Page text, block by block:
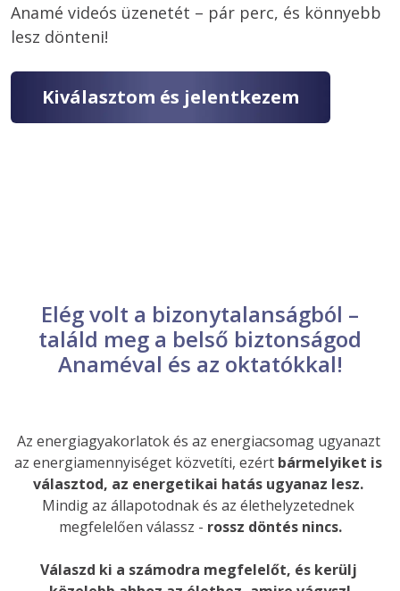
Anamé videós üzenetét – pár perc, és könnyebb
lesz dönteni!
Kiválasztom és jelentkezem
Elég volt a bizonytalanságból –
találd meg a belső biztonságod
Anaméval és az oktatókkal!
Az energiagyakorlatok és az energiacsomag ugyanazt
az energiamennyiséget közvetíti, ezért bármelyiket is
választod, az energetikai hatás ugyanaz lesz.
Mindig az állapotodnak és az élethelyzetednek
megfelelően válassz - rossz döntés nincs.
Válaszd ki a számodra megfelelőt, és kerülj